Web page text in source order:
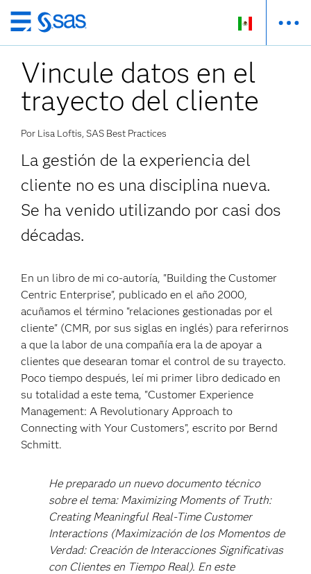
Ir
al
contenido
principal
Vincule datos en el
trayecto del cliente
Por Lisa Loftis, SAS Best Practices
La gestión de la experiencia del
cliente no es una disciplina nueva.
Se ha venido utilizando por casi dos
décadas.
En un libro de mi co-autoría, "Building the Customer
Centric Enterprise", publicado en el año 2000,
acuñamos el término "relaciones gestionadas por el
cliente" (CMR, por sus siglas en inglés) para referirnos
a que la labor de una compañía era la de apoyar a
clientes que desearan tomar el control de su trayecto.
Poco tiempo después, leí mi primer libro dedicado en
su totalidad a este tema, "Customer Experience
Management: A Revolutionary Approach to
Connecting with Your Customers", escrito por Bernd
Schmitt.
He preparado un nuevo documento técnico
sobre el tema: Maximizing Moments of Truth:
Creating Meaningful Real-Time Customer
Interactions (Maximización de los Momentos de
Verdad: Creación de Interacciones Significativas
con Clientes en Tiempo Real). En este